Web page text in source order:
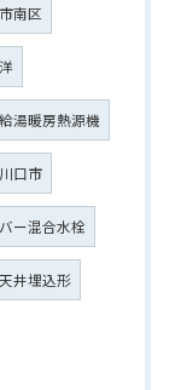
南区
給湯暖房熱源機
口市
ー混合水栓
天井埋込形